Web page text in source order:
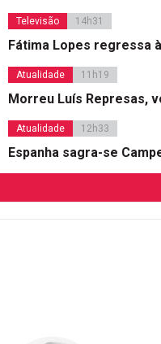
Televisão 14h31
Fátima Lopes regressa
Atualidade 11h19
Morreu Luís Represas,
Atualidade 12h33
Espanha sagra-se